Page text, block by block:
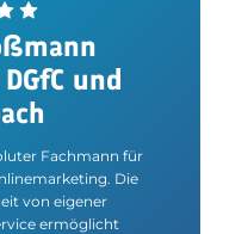
und
Fachmann für
Die
von eigener
ermöglicht